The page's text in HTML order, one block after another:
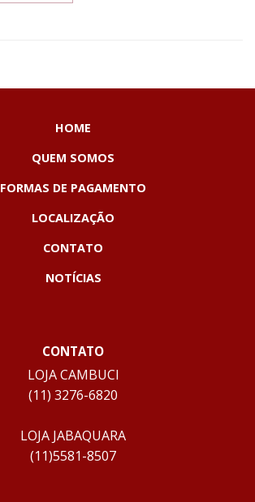
HOME
QUEM SOMOS
FORMAS DE PAGAMENTO
LOCALIZAÇÃO
CONTATO
NOTÍCIAS
CONTATO
LOJA CAMBUCI
(11) 3276-6820
LOJA JABAQUARA
(11)5581-8507